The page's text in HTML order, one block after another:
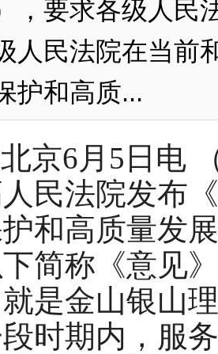
，要求各级人
人民法院在当前
护和高质...
京6月5日电
民法院发布
和高质量发
简称《意见
是金山银山
时期内，服